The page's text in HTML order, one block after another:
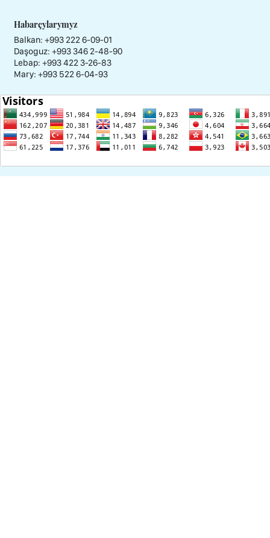
Habarçylarymyz
Balkan: +993 222 6-09-01
Daşoguz: +993 346 2-48-90
Lebap: +993 422 3-26-83
Mary: +993 522 6-04-93